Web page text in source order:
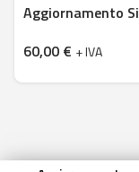
Aggiornamento
60,00 € + IVA